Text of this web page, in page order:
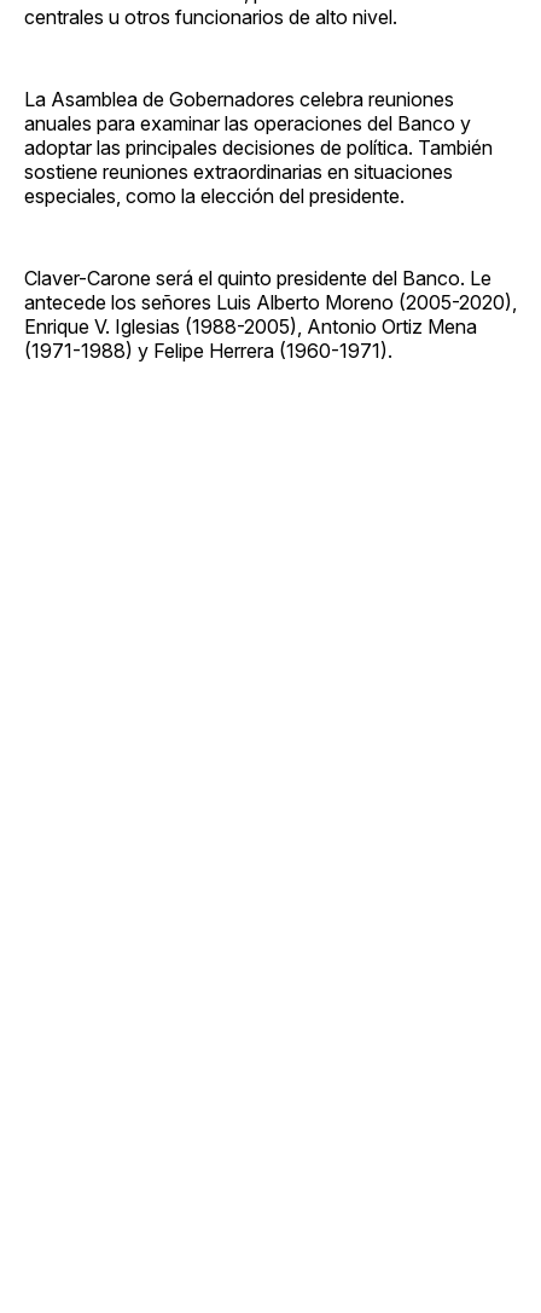
centrales u otros funcionarios de alto nivel.
La Asamblea de Gobernadores celebra reuniones
anuales para examinar las operaciones del Banco y
adoptar las principales decisiones de política. También
sostiene reuniones extraordinarias en situaciones
especiales, como la elección del presidente.
Claver-Carone será el quinto presidente del Banco. Le
antecede los señores Luis Alberto Moreno (2005-2020),
Enrique V. Iglesias (1988-2005), Antonio Ortiz Mena
(1971-1988) y Felipe Herrera (1960-1971).